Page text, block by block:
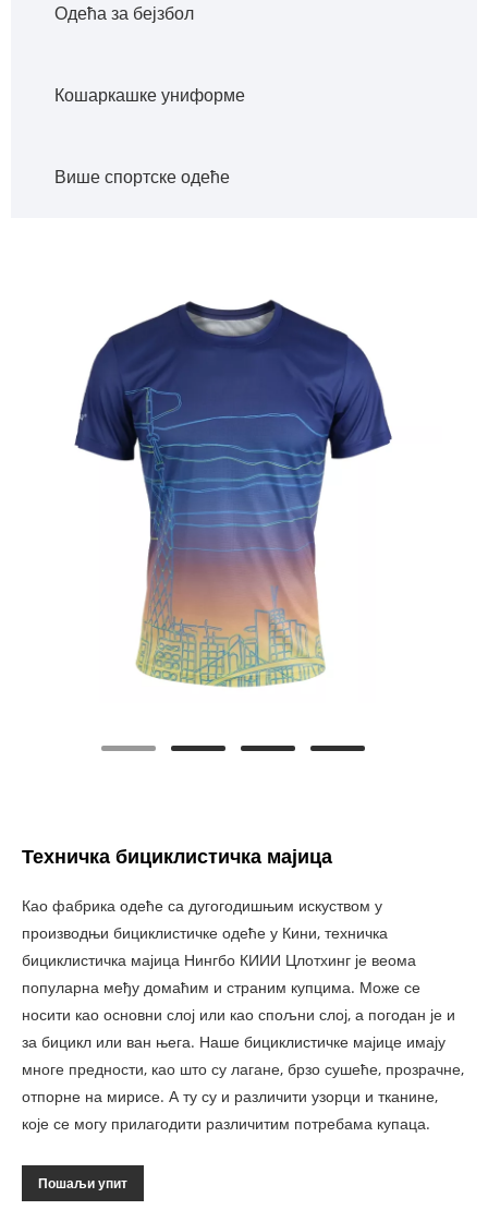
Одећа за бејзбол
Кошаркашке униформе
Више спортске одеће
Техничка бициклистичка мајица
Као фабрика одеће са дугогодишњим искуством у
производњи бициклистичке одеће у Кини, техничка
бициклистичка мајица Нингбо КИИИ Цлотхинг је веома
популарна међу домаћим и страним купцима. Може се
носити као основни слој или као спољни слој, а погодан је и
за бицикл или ван њега. Наше бициклистичке мајице имају
многе предности, као што су лагане, брзо сушеће, прозрачне,
отпорне на мирисе. А ту су и различити узорци и тканине,
које се могу прилагодити различитим потребама купаца.
Пошаљи упит